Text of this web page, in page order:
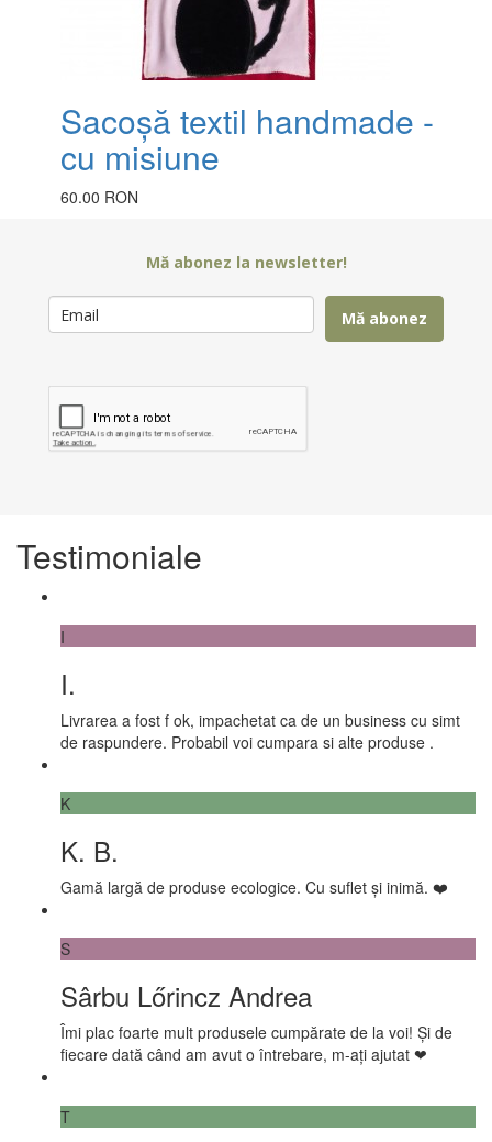
Sacoșă textil handmade -
cu misiune
60.00 RON
Mă abonez la newsletter!
Mă abonez
Testimoniale
I
I.
Livrarea a fost f ok, impachetat ca de un business cu simt
de raspundere. Probabil voi cumpara si alte produse .
K
K. B.
Gamă largă de produse ecologice. Cu suflet și inimă. ❤️
S
Sârbu Lőrincz Andrea
Îmi plac foarte mult produsele cumpărate de la voi! Și de
fiecare dată când am avut o întrebare, m-ați ajutat ❤
T